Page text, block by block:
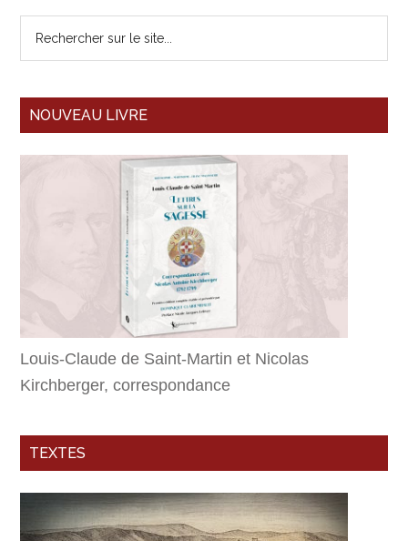
NOUVEAU LIVRE
Louis-Claude de Saint-Martin et Nicolas
Kirchberger, correspondance
TEXTES